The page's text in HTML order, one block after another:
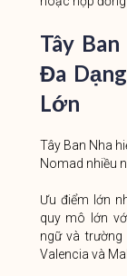
Tây
Đa
Lớn
Tây Ban Nha
Nomad nhiều
Ưu điểm lớn
quy mô lớn
ngữ và
Valencia và